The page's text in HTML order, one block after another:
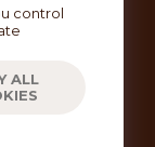
de nos 21
votre matériel
control
ALL